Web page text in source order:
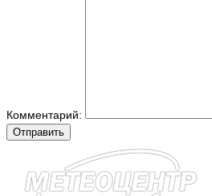
Комментарий:
Отправить